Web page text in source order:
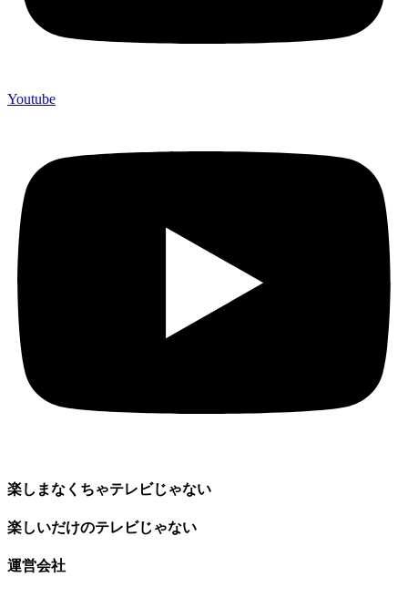
Youtube
楽しまなくちゃテレビじゃない
楽しいだけのテレビじゃない
運営会社